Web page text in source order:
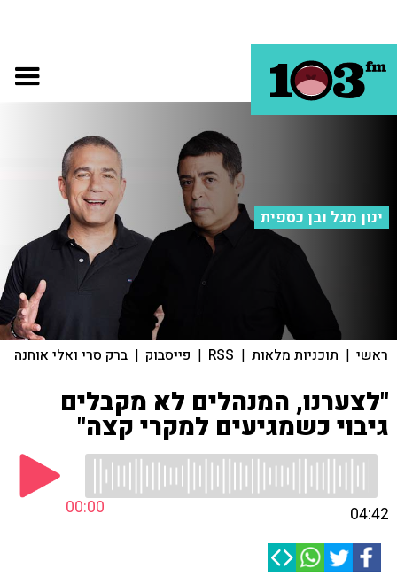
ינון מגל ובן כספית
ראשי | תוכניות מלאות |
RSS
| פייסבוק | ברק סרי ואלי אוחנה
"לצערנו, המנהלים לא מקבלים
גיבוי כשמגיעים למקרי קצה"
00:00 04:42